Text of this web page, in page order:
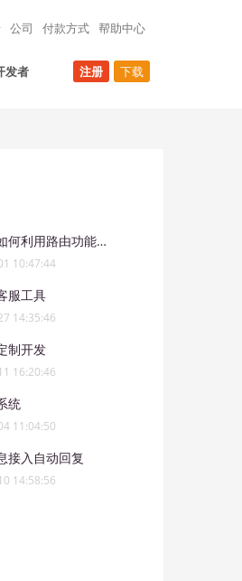
公司 付款方式 帮助中心
发者 注册 下载
抖音客服系统如何利用路由功能分配消息给不同业务分组
10:47:44
服工具
14:35:46
制开发
16:20:46
统
11:04:50
接入自动回复
14:58:56